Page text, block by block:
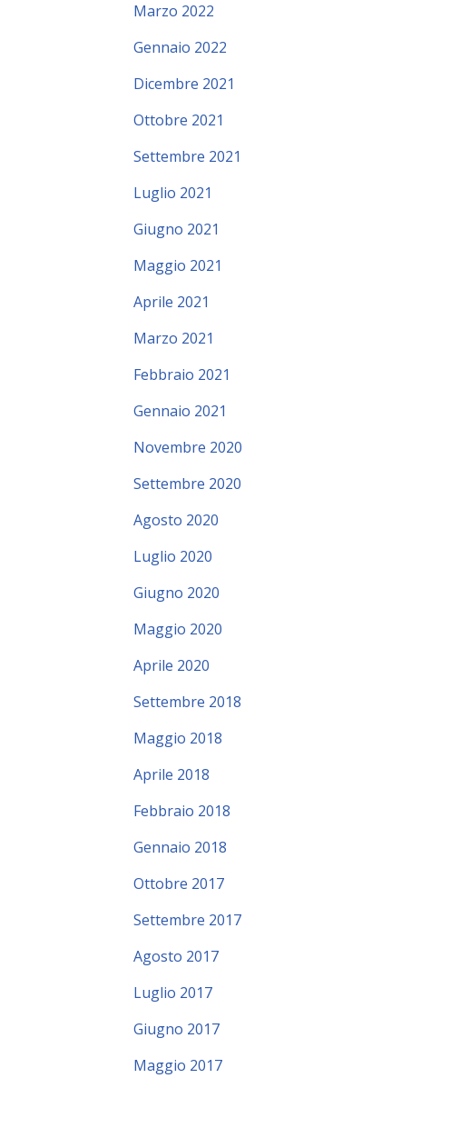
Marzo 2022
Gennaio 2022
Dicembre 2021
Ottobre 2021
Settembre 2021
Luglio 2021
Giugno 2021
Maggio 2021
Aprile 2021
Marzo 2021
Febbraio 2021
Gennaio 2021
Novembre 2020
Settembre 2020
Agosto 2020
Luglio 2020
Giugno 2020
Maggio 2020
Aprile 2020
Settembre 2018
Maggio 2018
Aprile 2018
Febbraio 2018
Gennaio 2018
Ottobre 2017
Settembre 2017
Agosto 2017
Luglio 2017
Giugno 2017
Maggio 2017